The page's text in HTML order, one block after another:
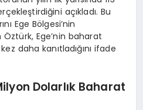
açıkladı. Bu
Ege Bölgesi’nin
Ege’nin baharat
daha kanıtladığını ifade
Dolarlık Baharat